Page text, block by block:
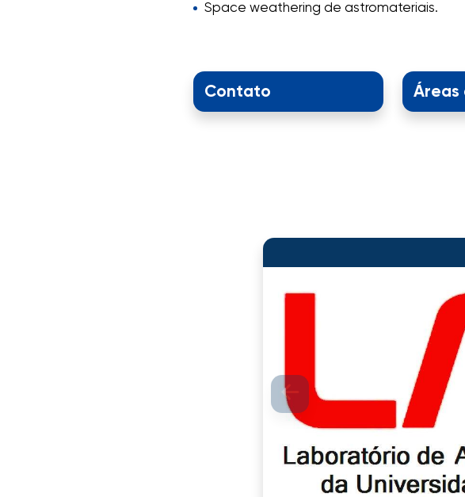
Space weathering de astromateriais.
Contato Áreas